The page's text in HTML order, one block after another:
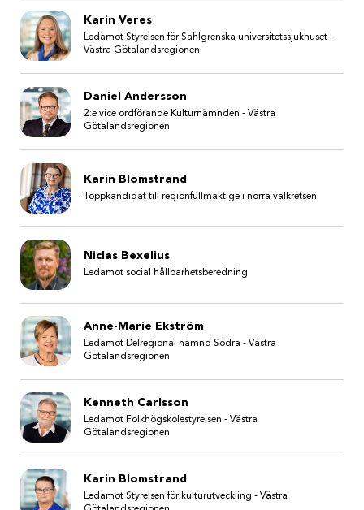
Karin Veres
Ledamot Styrelsen för Sahlgrenska universitetssjukhuset -
Västra Götalandsregionen
Daniel Andersson
2:e vice ordförande Kulturnämnden - Västra
Götalandsregionen
Karin Blomstrand
Toppkandidat till regionfullmäktige i norra valkretsen.
Niclas Bexelius
Ledamot social hållbarhetsberedning
Anne-Marie Ekström
Ledamot Delregional nämnd Södra - Västra
Götalandsregionen
Kenneth Carlsson
Ledamot Folkhögskolestyrelsen - Västra
Götalandsregionen
Karin Blomstrand
Ledamot Styrelsen för kulturutveckling - Västra